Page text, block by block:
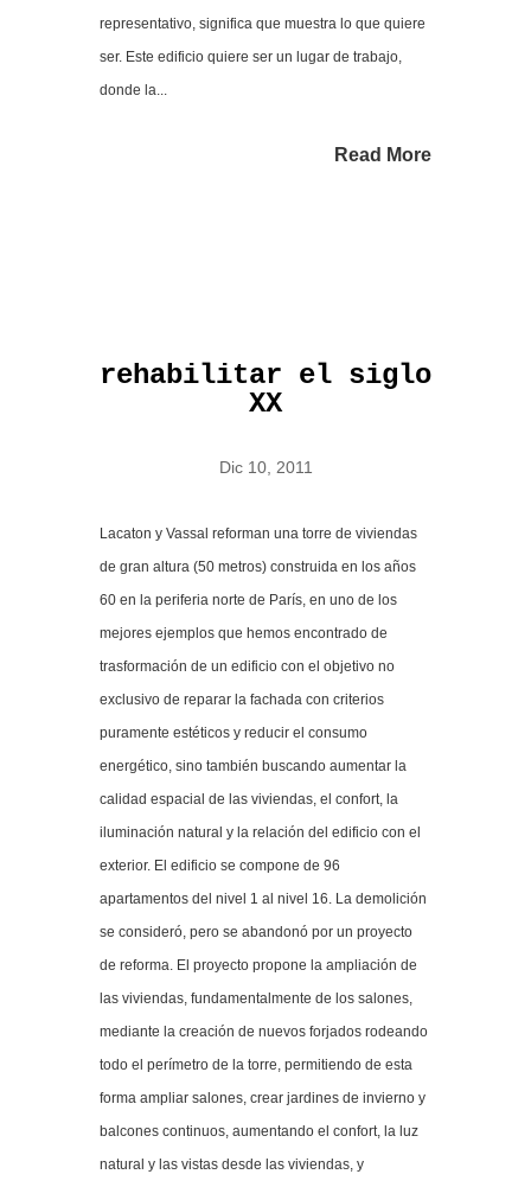
representativo, significa que muestra lo que quiere
ser. Este edificio quiere ser un lugar de trabajo,
donde la...
Read More
rehabilitar el siglo
XX
Dic 10, 2011
Lacaton y Vassal reforman una torre de viviendas
de gran altura (50 metros) construida en los años
60 en la periferia norte de París, en uno de los
mejores ejemplos que hemos encontrado de
trasformación de un edificio con el objetivo no
exclusivo de reparar la fachada con criterios
puramente estéticos y reducir el consumo
energético, sino también buscando aumentar la
calidad espacial de las viviendas, el confort, la
iluminación natural y la relación del edificio con el
exterior. El edificio se compone de 96
apartamentos del nivel 1 al nivel 16. La demolición
se consideró, pero se abandonó por un proyecto
de reforma. El proyecto propone la ampliación de
las viviendas, fundamentalmente de los salones,
mediante la creación de nuevos forjados rodeando
todo el perímetro de la torre, permitiendo de esta
forma ampliar salones, crear jardines de invierno y
balcones continuos, aumentando el confort, la luz
natural y las vistas desde las viviendas, y